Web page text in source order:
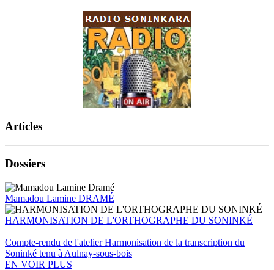
Articles
Dossiers
Mamadou Lamine DRAMÉ
HARMONISATION DE L'ORTHOGRAPHE DU SONINKÉ
Compte-rendu de l'atelier Harmonisation de la transcription du
Soninké tenu à Aulnay-sous-bois
EN VOIR PLUS